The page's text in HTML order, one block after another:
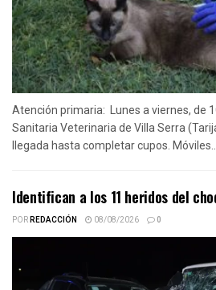
Atención primaria: Lunes a viernes, de
Sanitaria Veterinaria de Villa Serra
llegada hasta completar cupos. Móviles...
Identifican a los 11 heridos del
PORREDACCIÓN 08/08/2026 0